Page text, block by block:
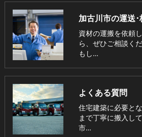
資材の運搬を依頼
ら、ぜひご相談く
もし…
よくある質問
住宅建築に必要と
まで丁寧に搬入し
市…